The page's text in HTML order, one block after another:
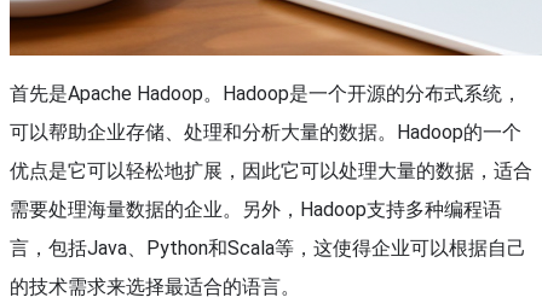
首先是Apache Hadoop。Hadoop是一个开源的分布式系统，
可以帮助企业存储、处理和分析大量的数据。Hadoop的一个
优点是它可以轻松地扩展，因此它可以处理大量的数据，适合
需要处理海量数据的企业。另外，Hadoop支持多种编程语
言，包括Java、Python和Scala等，这使得企业可以根据自己
的技术需求来选择最适合的语言。